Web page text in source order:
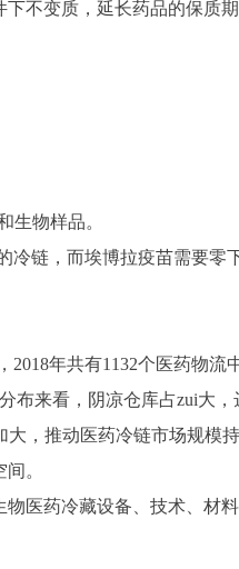
不变质，延长药品的保质
物样品。
链，而埃博拉疫苗需要零
年共有1132个医药物流
布来看，阴凉仓库占zui大，
，推动医药冷链市场规模
。
医药冷藏设备、技术、材